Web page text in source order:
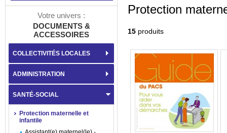
Protection
15 produits
Votre univers :
DOCUMENTS &
ACCESSOIRES
COLLECTIVITÉS LOCALES
ADMINISTRATION
SANTÉ-SOCIAL
Protection maternelle et
infantile